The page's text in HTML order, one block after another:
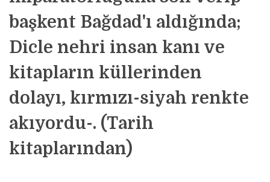
başkent Bağdad'ı aldığında;
Dicle nehri insan kanı ve
kitapların küllerinden
dolayı, kırmızı-siyah renkte
akıyordu-. (Tarih
kitaplarından)